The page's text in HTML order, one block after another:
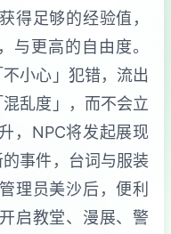
得足够的经验值，
与更高的自由度。
小心」犯错，流出
乱度」，而不会立
，NPC将发起展现
事件，台词与服装
理员美沙后，便利
启教堂、漫展、警